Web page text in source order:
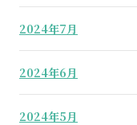
2024年7月
2024年6月
2024年5月